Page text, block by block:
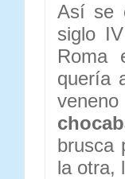
Así se
siglo
Roma
quería
brusca
la otra,